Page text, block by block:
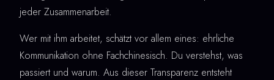
jeder Zusammenarbeit.
Wer mit ihm arbeitet, schätzt vor allem eines: ehrliche
Kommunikation ohne Fachchinesisch. Du verstehst, was
passiert und warum. Aus dieser Transparenz entsteht